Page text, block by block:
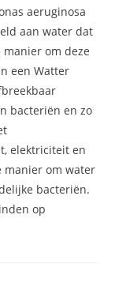
aeruginosa
aan water dat
om deze
een Watter
bacteriën en zo
elektriciteit en
manier om water
bacteriën.
op